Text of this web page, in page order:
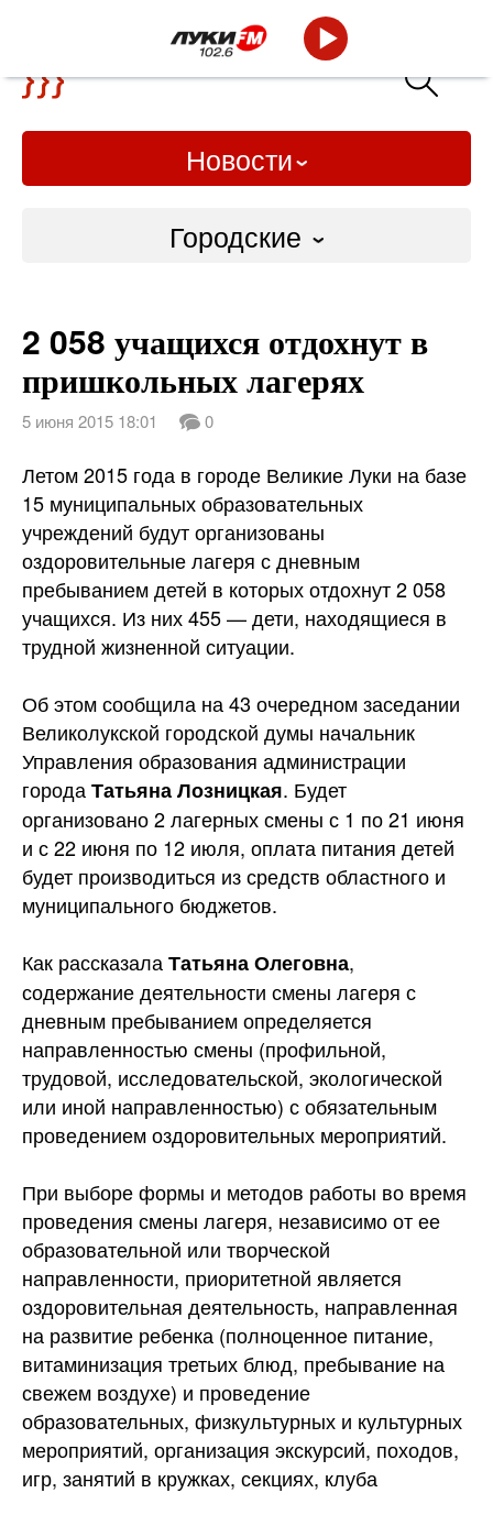
Новости
Городские
Слово Дело
Народные
2 058 учащихся отдохнут в
пришкольных лагерях
5 июня 2015 18:01 0
Летом 2015 года в городе Великие Луки на базе
15 муниципальных образовательных
учреждений будут организованы
оздоровительные лагеря с дневным
пребыванием детей в которых отдохнут 2 058
учащихся. Из них 455 — дети, находящиеся в
трудной жизненной ситуации.
Об этом сообщила на 43 очередном заседании
Великолукской городской думы начальник
Управления образования администрации
городаТатьяна Лозницкая. Будет
организовано 2 лагерных смены с 1 по 21 июня
и с 22 июня по 12 июля, оплата питания детей
будет производиться из средств областного и
муниципального бюджетов.
Как рассказалаТатьяна Олеговна,
содержание деятельности смены лагеря с
дневным пребыванием определяется
направленностью смены (профильной,
трудовой, исследовательской, экологической
или иной направленностью) с обязательным
проведением оздоровительных мероприятий.
При выборе формы и методов работы во время
проведения смены лагеря, независимо от ее
образовательной или творческой
направленности, приоритетной является
оздоровительная деятельность, направленная
на развитие ребенка (полноценное питание,
витаминизация третьих блюд, пребывание на
свежем воздухе) и проведение
образовательных, физкультурных и культурных
мероприятий, организация экскурсий, походов,
игр, занятий в кружках, секциях, клуба